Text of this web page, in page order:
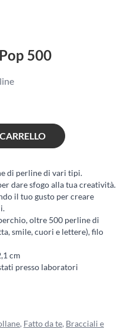
500
di perline di vari tipi.
dare sfogo alla tua creatività.
il tuo gusto per creare
oltre 500 perline di
smile, cuori e lettere), filo
cm
presso laboratori
, Fatto da te, Bracciali e